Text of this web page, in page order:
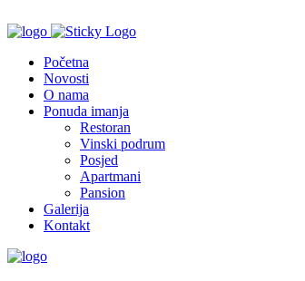
Početna
Novosti
O nama
Ponuda imanja
Restoran
Vinski podrum
Posjed
Apartmani
Pansion
Galerija
Kontakt